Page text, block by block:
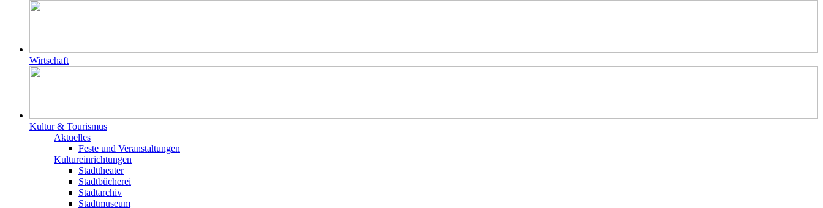
Wirtschaft
Kultur & Tourismus
Aktuelles
Feste und Veranstaltungen
Kultureinrichtungen
Stadttheater
Stadtbücherei
Stadtarchiv
Stadtmuseum